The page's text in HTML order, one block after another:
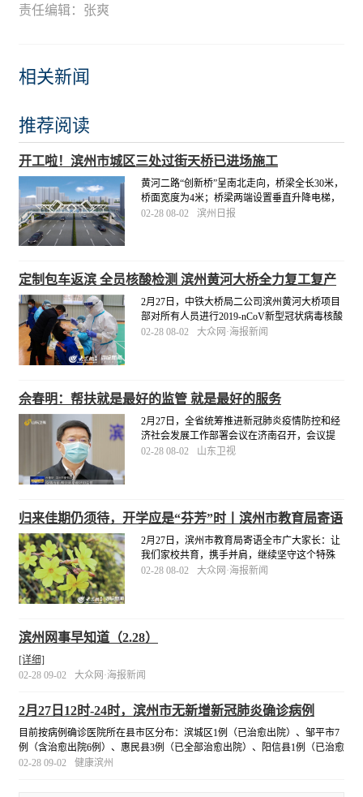
责任编辑：张爽
相关新闻
推荐阅读
开工啦！滨州市城区三处过街天桥已进场施工
黄河二路“创新桥”呈南北走向，桥梁全长30米，
桥面宽度为4米；桥梁两端设置垂直升降电梯，
人行梯道宽2.5米。市城管局将督促施工单位科
02-28 08-02 滨州日报
定制包车返滨 全员核酸检测 滨州黄河大桥全力复工复产
2月27日，中铁大桥局二公司滨州黄河大桥项目
部对所有人员进行2019-nCoV新型冠状病毒核酸
检测，严格落实疫情防控主体责任，为项目安
02-28 08-02 大众网·海报新闻
佘春明：帮扶就是最好的监管 就是最好的服务
2月27日，全省统筹推进新冠肺炎疫情防控和经
济社会发展工作部署会议在济南召开，会议提
出了统筹推进疫情防控和经济社会发展工作的
02-28 08-02 山东卫视
归来佳期仍须待，开学应是“芬芳”时丨滨州市教育局寄语
全市广大家长
2月27日，滨州市教育局寄语全市广大家长：让
我们家校共育，携手并肩，继续坚守这个特殊
的假期，继续关心关注孩子的健康、学习和成
02-28 08-02 大众网·海报新闻
滨州网事早知道（2.28）
[详细]
02-28 09-02
大众网·海报新闻
2月27日12时-24时，滨州市无新增新冠肺炎确诊病例
目前按病例确诊医院所在县市区分布：滨城区1例（已治愈出院）、邹平市7
例（含治愈出院6例）、惠民县3例（已全部治愈出院）、阳信县1例（已治愈
出院）、无棣县3例（含治愈出院1例）。
02-28 09-02 健康滨州